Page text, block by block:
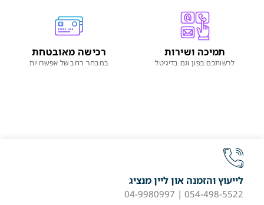
תמיכה ושירות
לרשותכם בפון וגם בדיגיטל
רכישה מאובטחת
במבחר רחב של אפשרויות
לייעוץ והזמנה און ליין מנציג
054-498-5522 | 04-9980997